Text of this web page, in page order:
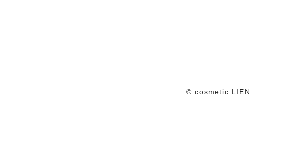
© cosmetic LIEN.